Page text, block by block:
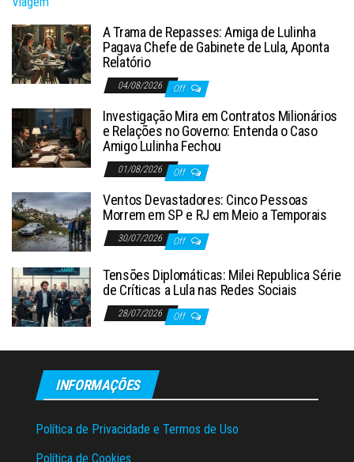
A Trama de Repasses: Amiga de Lulinha
Pagava Chefe de Gabinete de Lula, Aponta
Relatório
04/08/2026 Off
Investigação Mira em Contratos Milionários
e Relações no Governo: Entenda o Caso
Amigo Lulinha Fechou
01/08/2026 Off
Ventos Devastadores: Cinco Pessoas
Morrem em SP e RJ em Meio a Temporais
30/07/2026 Off
Tensões Diplomáticas: Milei Republica Série
de Críticas a Lula nas Redes Sociais
28/07/2026 Off
INFORMAÇÕES
Política de Privacidade e Termos de Uso
Política de Cookies